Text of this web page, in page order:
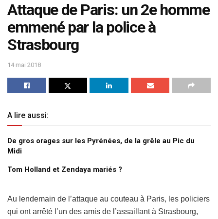
Attaque de Paris: un 2e homme
emmené par la police à
Strasbourg
14 mai 2018
A lire aussi:
De gros orages sur les Pyrénées, de la grêle au Pic du
Midi
Tom Holland et Zendaya mariés ?
Au lendemain de l’attaque au couteau à Paris, les policiers
qui ont arrêté l’un des amis de l’assaillant à Strasbourg,